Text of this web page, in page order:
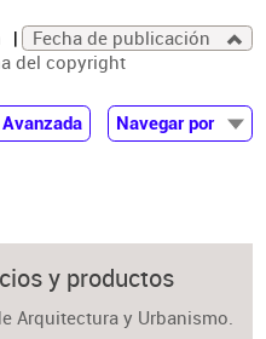
Fecha de publicación
del copyright
Navegar por
y productos
Arquitectura y Urbanismo.